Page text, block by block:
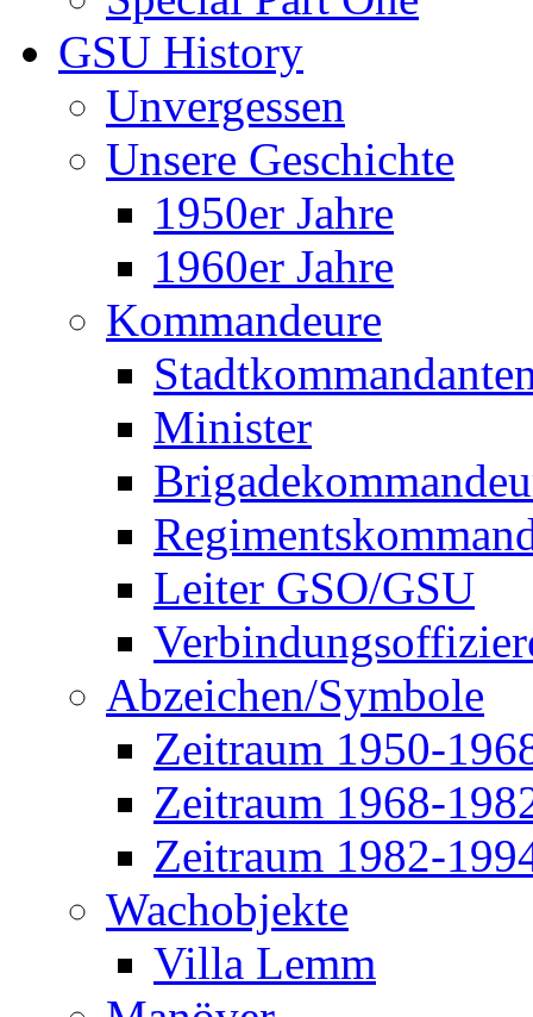
GSU History
Unvergessen
Unsere Geschichte
1950er Jahre
1960er Jahre
Kommandeure
Minister
Leiter GSO/GSU
Abzeichen/Symbole
Zeitraum 1950-
Zeitraum 1968-
Zeitraum 1982-
Wachobjekte
Villa Lemm